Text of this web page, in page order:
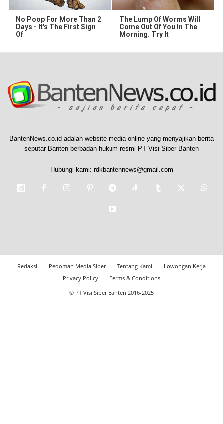
No Poop For More Than 2
Days - It's The First Sign
Of
The Lump Of Worms Will
Come Out Of You In The
Morning. Try It
BantenNews.co.id adalah website media online yang menyajikan berita
seputar Banten berbadan hukum resmi PT Visi Siber Banten
Hubungi kami: rdkbantennews@gmail.com
Redaksi Pedoman Media Siber Tentang Kami
Lowongan Kerja
Privacy Policy
Terms & Conditions
© PT Visi Siber Banten 2016-2025